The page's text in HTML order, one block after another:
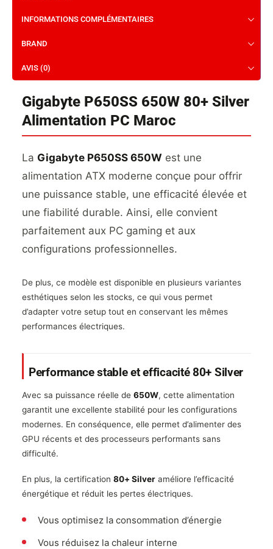
INFORMATIONS COMPLÉMENTAIRES
BRAND
AVIS (0)
Gigabyte P650SS 650W 80+ Silver
Alimentation PC Maroc
La Gigabyte P650SS 650W est une
alimentation ATX moderne conçue pour offrir
une puissance stable, une efficacité élevée et
une fiabilité durable. Ainsi, elle convient
parfaitement aux PC gaming et aux
configurations professionnelles.
De plus, ce modèle est disponible en plusieurs variantes
esthétiques selon les stocks, ce qui vous permet
d’adapter votre setup tout en conservant les mêmes
performances électriques.
Performance stable et efficacité 80+ Silver
Avec sa puissance réelle de 650W, cette alimentation
garantit une excellente stabilité pour les configurations
modernes. En conséquence, elle permet d’alimenter des
GPU récents et des processeurs performants sans
difficulté.
En plus, la certification 80+ Silver améliore l’efficacité
énergétique et réduit les pertes électriques.
Vous optimisez la consommation d’énergie
Vous réduisez la chaleur interne